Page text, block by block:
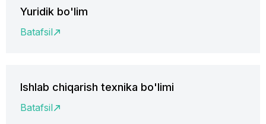
Yuridik bo'lim
Batafsil
Ishlab chiqarish texnika bo'limi
Batafsil